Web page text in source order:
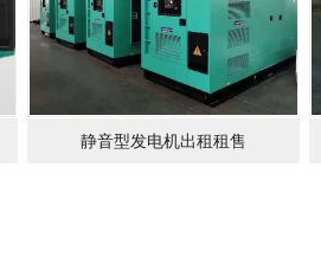
静音型发电机出租租售